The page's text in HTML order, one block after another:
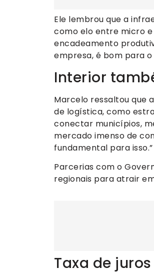
Ele lembrou que a
como elo entre micro
encadeamento
empresa, é bom para
Interior
Marcelo ressaltou que
de logística, como
conectar municípios,
mercado imenso de
fundamental para isso.”
Parcerias com o
regionais para atrair
Taxa de